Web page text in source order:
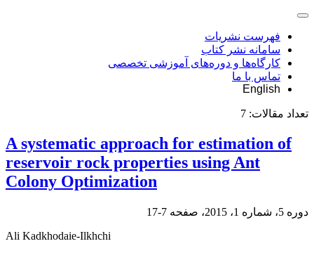
فهرست نشریات
سامانه نشر کتاب
کارگاه‌ها و دوره‌های آموزشی تخصصی
تماس با ما
English
تعداد مقالات: 7
A systematic approach for estimation of
reservoir rock properties using Ant
Colony Optimization
دوره 5، شماره 1، 2015، صفحه
7-17
Ali Kadkhodaie-Ilkhchi